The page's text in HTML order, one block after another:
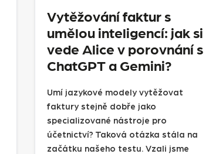
Vytěžování faktur s
umělou inteligencí: jak si
vede Alice v porovnání s
ChatGPT a Gemini?
Umí jazykové modely vytěžovat
faktury stejně dobře jako
specializované nástroje pro
účetnictví? Taková otázka stála na
začátku našeho testu. Vzali jsme